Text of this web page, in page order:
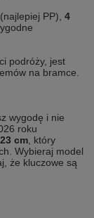
PP), 4
podróży, jest
na bramce.
wygodę i nie
roku
cm , który
Wybieraj model
że kluczowe są